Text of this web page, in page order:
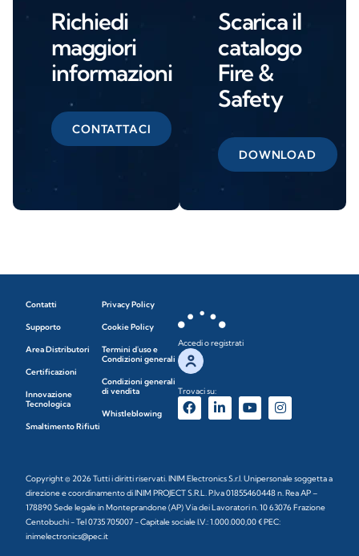
Richiedi
maggiori
informazioni
CONTATTACI
Scarica il
catalogo
Fire &
Safety
DOWNLOAD
Contatti
Supporto
Area Distributori
Certificazioni
Innovazione
Tecnologica
Smaltimento Rifiuti
Privacy Policy
Cookie Policy
Termini d'uso e
Condizioni generali
Condizioni generali
di vendita
Whistleblowing
Accedi o registrati
Trovaci su:
Copyright © 2026 Tutti i diritti riservati. INIM Electronics S.r.l. Unipersonale soggetta a
direzione e coordinamento di INIM PROJECT S.R.L. P.Iva 01855460448 n. Rea AP –
178890 Sede legale in Monteprandone (AP) Via dei Lavoratori n. 10 63076 Frazione
Centobuchi - Tel 0735 705007 - Capitale sociale I.V.: 1.000.000,00 € PEC:
inimelectronics@pec.it